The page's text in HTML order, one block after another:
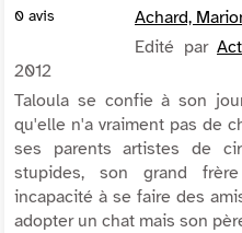
0 avis
Achard,
Edité par
2012
Taloula se confie à son
qu'elle n'a vraiment pas de
ses parents artistes de
stupides, son grand
incapacité à se faire des
adopter un chat mais son